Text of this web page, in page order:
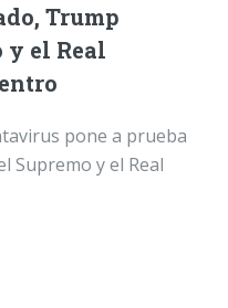
Trump
y el Real
pone a prueba
Supremo y el Real